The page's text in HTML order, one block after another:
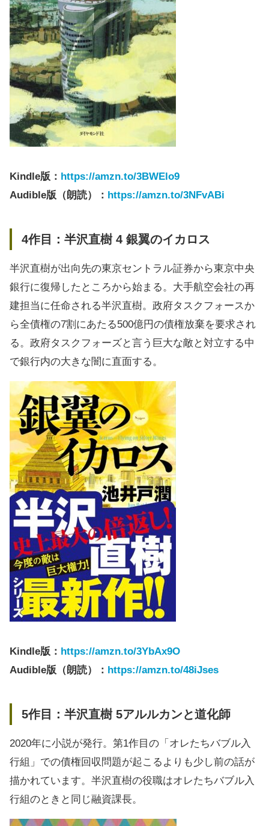
Kindle版： https://amzn.to/3BWElo9
Audible版（朗読）： https://amzn.to/3NFvABi
4作目：半沢直樹 4 銀翼のイカロス
半沢直樹が出向先の東京セントラル証券から東京中央
銀行に復帰したところから始まる。大手航空会社の再
建担当に任命される半沢直樹。政府タスクフォースか
ら全債権の7割にあたる500億円の債権放棄を要求され
る。政府タスクフォーズと言う巨大な敵と対立する中
で銀行内の大きな闇に直面する。
Kindle版： https://amzn.to/3YbAx9O
Audible版（朗読）： https://amzn.to/48iJses
5作目：半沢直樹 5アルルカンと道化師
2020年に小説が発行。第1作目の「オレたちバブル入
行組」での債権回収問題が起こるよりも少し前の話が
描かれています。半沢直樹の役職はオレたちバブル入
行組のときと同じ融資課長。